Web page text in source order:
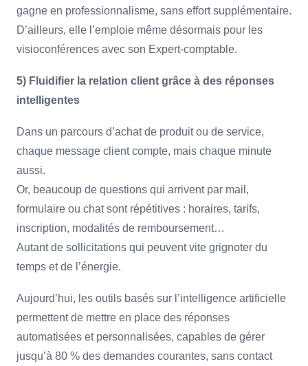
gagne en professionnalisme, sans effort supplémentaire.
D’ailleurs, elle l’emploie même désormais pour les
visioconférences avec son Expert-comptable.
5) Fluidifier la relation client grâce à des réponses
intelligentes
Dans un parcours d’achat de produit ou de service,
chaque message client compte, mais chaque minute
aussi.
Or, beaucoup de questions qui arrivent par mail,
formulaire ou chat sont répétitives : horaires, tarifs,
inscription, modalités de remboursement…
Autant de sollicitations qui peuvent vite grignoter du
temps et de l’énergie.
Aujourd’hui, les outils basés sur l’intelligence artificielle
permettent de mettre en place des réponses
automatisées et personnalisées, capables de gérer
jusqu’à 80 % des demandes courantes, sans contact